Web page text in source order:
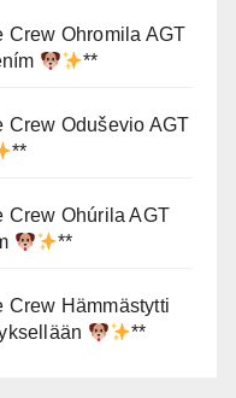
Crew Ohromila AGT
**
Crew Oduševio AGT
**
Crew Ohúrila AGT
**
Crew Hämmästytti
**